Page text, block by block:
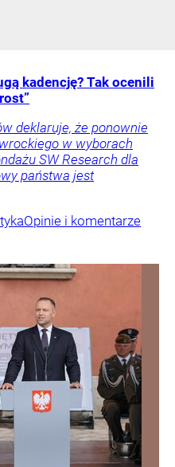
kadencję? Tak ocenili
deklaruje, że ponownie
w wyborach
SW Research dla
państwa jest
Opinie i komentarze